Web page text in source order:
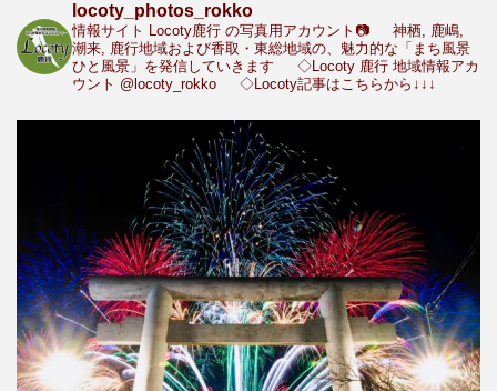
locoty_photos_rokko
情報サイト Locoty鹿行 の写真用アカウント📷
神栖, 鹿嶋,
潮来, 鹿行地域および香取・東総地域の、魅力的な「まち風景
ひと風景」を発信していきます
◇Locoty 鹿行 地域情報アカ
ウント @locoty_rokko ◇Locoty記事はこちらから↓↓↓